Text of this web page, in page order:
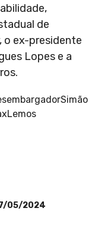
de
o ex-presidente
Lopes e a
05/2024